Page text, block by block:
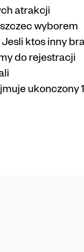
atrakcji
wyborem
ktos inny
do rejestracji
ukonczony